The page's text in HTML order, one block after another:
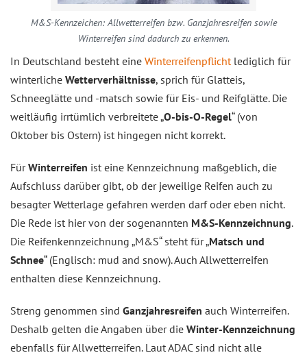
M&S-Kennzeichen: Allwetterreifen bzw. Ganzjahresreifen sowie
Winterreifen sind dadurch zu erkennen.
In Deutschland besteht eine Winterreifenpflicht lediglich für
winterliche Wetterverhältnisse, sprich für Glatteis,
Schneeglätte und -matsch sowie für Eis- und Reifglätte. Die
weitläufig irrtümlich verbreitete „O-bis-O-Regel“ (von
Oktober bis Ostern) ist hingegen nicht korrekt.
FürWinterreifen ist eine Kennzeichnung maßgeblich, die
Aufschluss darüber gibt, ob der jeweilige Reifen auch zu
besagter Wetterlage gefahren werden darf oder eben nicht.
Die Rede ist hier von der sogenannten M&S-Kennzeichnung.
Die Reifenkennzeichnung „M&S“ steht für „Matsch und
Schnee“ (Englisch: mud and snow). Auch Allwetterreifen
enthalten diese Kennzeichnung.
Streng genommen sind Ganzjahresreifen auch Winterreifen.
Deshalb gelten die Angaben über die Winter-Kennzeichnung
ebenfalls für Allwetterreifen. Laut ADAC sind nicht alle